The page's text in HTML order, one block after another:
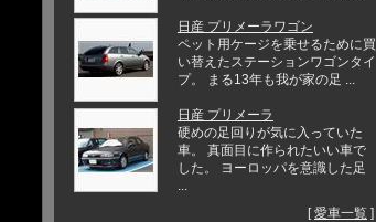
日産 プリメーラワゴン
ペット用ケージを乗せるために買
い替えたステーションワゴンタイ
プ。 まる13年も我が家の足 ...
日産 プリメーラ
硬めの足回りが気に入っていた
車。 真面目に作られたいい車で
した。 ヨーロッパを意識した足
[愛車一覧 ]